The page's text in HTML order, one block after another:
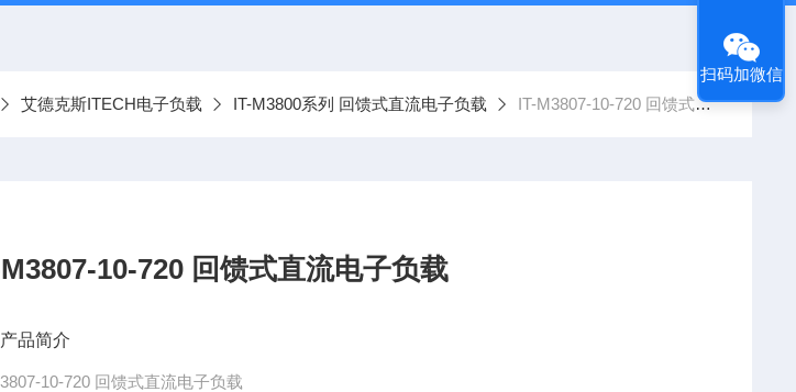
艾德克斯ITECH电子负载 IT-M3800系列 回馈式直流电子负载 IT-M3807-10-720 回馈式直流电子负载
IT-M3807-10-720 回馈式直流电子负载
产品简介
IT-M3807-10-720 回馈式直流电子负载
扫码加微信